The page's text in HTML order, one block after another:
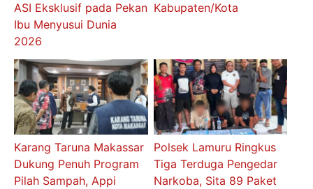
ASI Eksklusif pada Pekan
Ibu Menyusui Dunia
2026
Kabupaten/Kota
Karang Taruna Makassar
Dukung Penuh Program
Pilah Sampah, Appi
Polsek Lamuru Ringkus
Tiga Terduga Pengedar
Narkoba, Sita 89 Paket